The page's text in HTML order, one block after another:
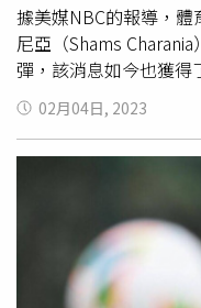
據美媒NBC的報導，
尼亞（Shams
彈，該消息如今也獲得
的最後一年，他的經
判，但母隊卻對4年
所以厄文對球隊感到失
近年來鬧出不少風波
故缺賽，去年11月更
賽8場，種種原因導致
太高，讓這位球星的
全明星賽的厄文在本
02月04日, 2023